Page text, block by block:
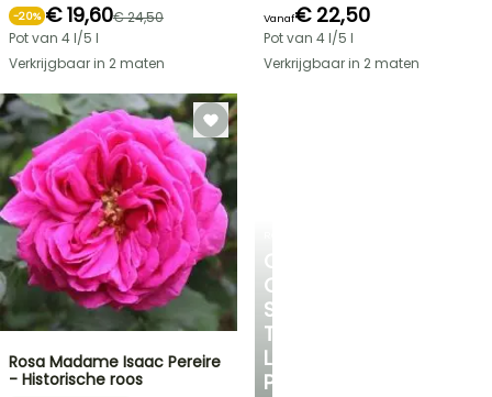
ONTDEK
ONZE
SELECTIE
TEGEN
LAGE
PRIJZEN
-20% € 19,60€ 24,50
Pot van 4 l/5 l
Verkrijgbaar in 2 maten
Vanaf€ 22,50
Pot van 4 l/5 l
Verkrijgbaar in 2 maten
Rosa Madame Isaac Pereire
- Historische roos